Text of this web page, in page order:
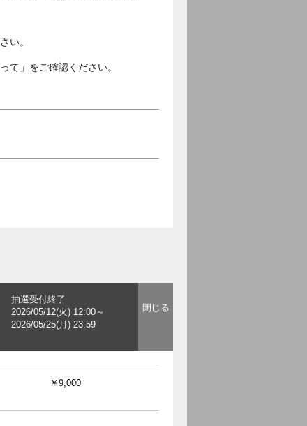
い。
て」をご確認ください。
抽選受付終了
2026/05/12(火) 12:00～
2026/05/25(月) 23:59
￥9,000